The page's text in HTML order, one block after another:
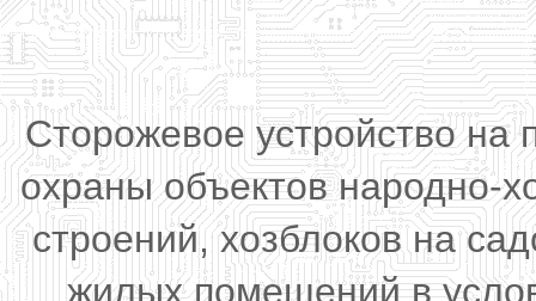
Сторожевое устройство на
охраны объектов народно-
строений, хозблоков на
жилых помещений в